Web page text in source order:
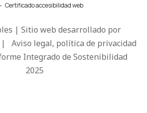
Certificado accesibilidad web
| Sitio web desarrollado por
| Aviso legal, política de privacidad
Integrado de Sostenibilidad
2025